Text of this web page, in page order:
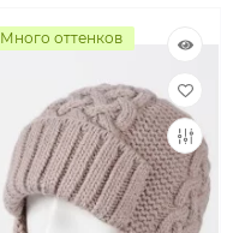
Много оттенков